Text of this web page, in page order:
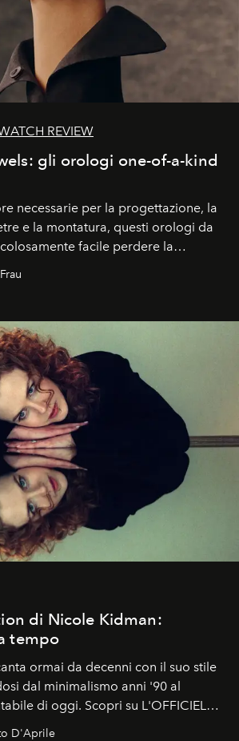
REVIEW
gli orologi one-of-a-kind
necessarie per la progettazione, la
e la montatura, questi orologi da
facile perdere la
di Nicole Kidman:
tempo
ormai da decenni con il suo stile
dal minimalismo anni '90 al
di oggi. Scopri su L'OFFICIEL
D'Aprile